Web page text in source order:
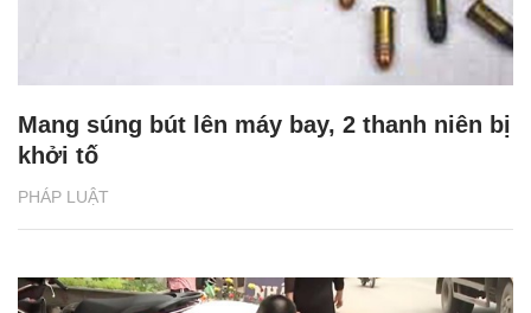
PHÁP LUẬT
Mang súng bút lên máy bay, 2 thanh niên bị
khởi tố